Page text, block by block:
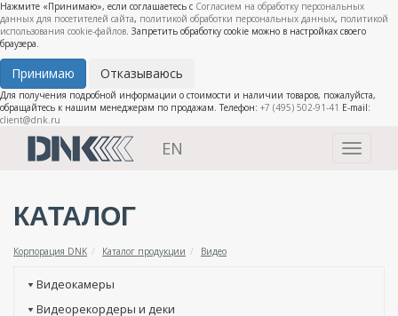
Нажмите «Принимаю», если соглашаетесь с Согласием на обработку персональных
данных для посетителей сайта, политикой обработки персональных данных, политикой
использования cookie-файлов. Запретить обработку cookie можно в настройках своего
браузера.
Принимаю Отказываюсь
Для получения подробной информации о стоимости и наличии товаров, пожалуйста,
обращайтесь к нашим менеджерам по продажам. Телефон: +7 (495) 502-91-41 E-mail:
client@dnk.ru
Toggle
EN
КАТАЛОГ
Корпорация DNK Каталог продукции Видео
Видеокамеры
Видеорекордеры и деки